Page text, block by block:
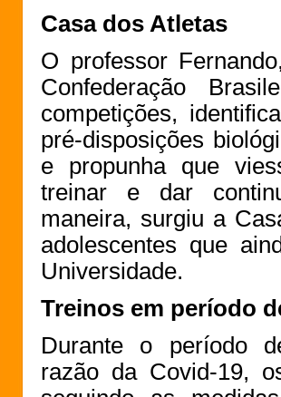
Casa dos Atletas
O professor
Confederação
competições,
pré-disposições
e propunha que
treinar e dar
maneira, surgiu a
adolescentes que
Universidade.
Treinos em período
Durante o período
razão da Covid-19,